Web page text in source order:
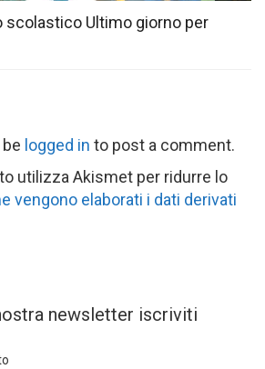
scolastico Ultimo giorno per
logged in to post a comment.
utilizza Akismet per ridurre lo
vengono elaborati i dati derivati
newsletter iscriviti